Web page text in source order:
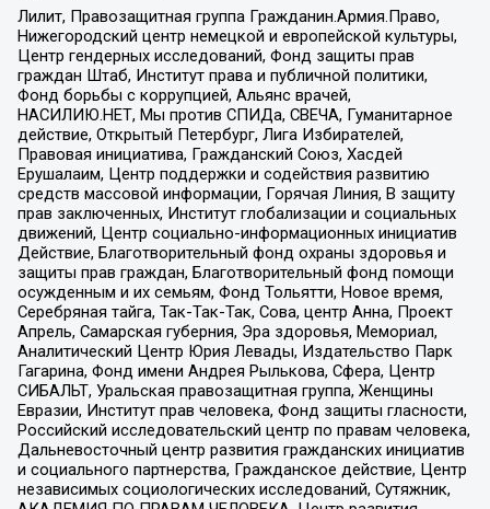
Лилит, Правозащитная группа Гражданин.Армия.Право,
Нижегородский центр немецкой и европейской культуры,
Центр гендерных исследований, Фонд защиты прав
граждан Штаб, Институт права и публичной политики,
Фонд борьбы с коррупцией, Альянс врачей,
НАСИЛИЮ.НЕТ, Мы против СПИДа, СВЕЧА, Гуманитарное
действие, Открытый Петербург, Лига Избирателей,
Правовая инициатива, Гражданский Союз, Хасдей
Ерушалаим, Центр поддержки и содействия развитию
средств массовой информации, Горячая Линия, В защиту
прав заключенных, Институт глобализации и социальных
движений, Центр социально-информационных инициатив
Действие, Благотворительный фонд охраны здоровья и
защиты прав граждан, Благотворительный фонд помощи
осужденным и их семьям, Фонд Тольятти, Новое время,
Серебряная тайга, Так-Так-Так, Сова, центр Анна, Проект
Апрель, Самарская губерния, Эра здоровья, Мемориал,
Аналитический Центр Юрия Левады, Издательство Парк
Гагарина, Фонд имени Андрея Рылькова, Сфера, Центр
СИБАЛЬТ, Уральская правозащитная группа, Женщины
Евразии, Институт прав человека, Фонд защиты гласности,
Российский исследовательский центр по правам человека,
Дальневосточный центр развития гражданских инициатив
и социального партнерства, Гражданское действие, Центр
независимых социологических исследований, Сутяжник,